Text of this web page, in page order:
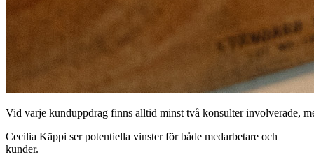
Vid varje kunduppdrag finns alltid minst två konsulter involverade,
Cecilia Käppi ser potentiella vinster för både medarbetare och
kunder.